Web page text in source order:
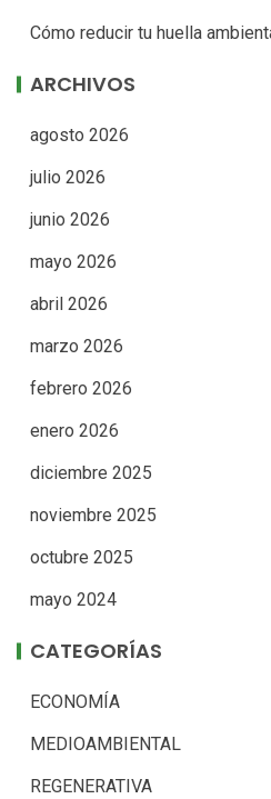
Cómo reducir tu huella
ARCHIVOS
agosto 2026
julio 2026
junio 2026
mayo 2026
abril 2026
marzo 2026
febrero 2026
enero 2026
diciembre 2025
noviembre 2025
octubre 2025
mayo 2024
CATEGORÍAS
ECONOMÍA
MEDIOAMBIENTAL
REGENERATIVA